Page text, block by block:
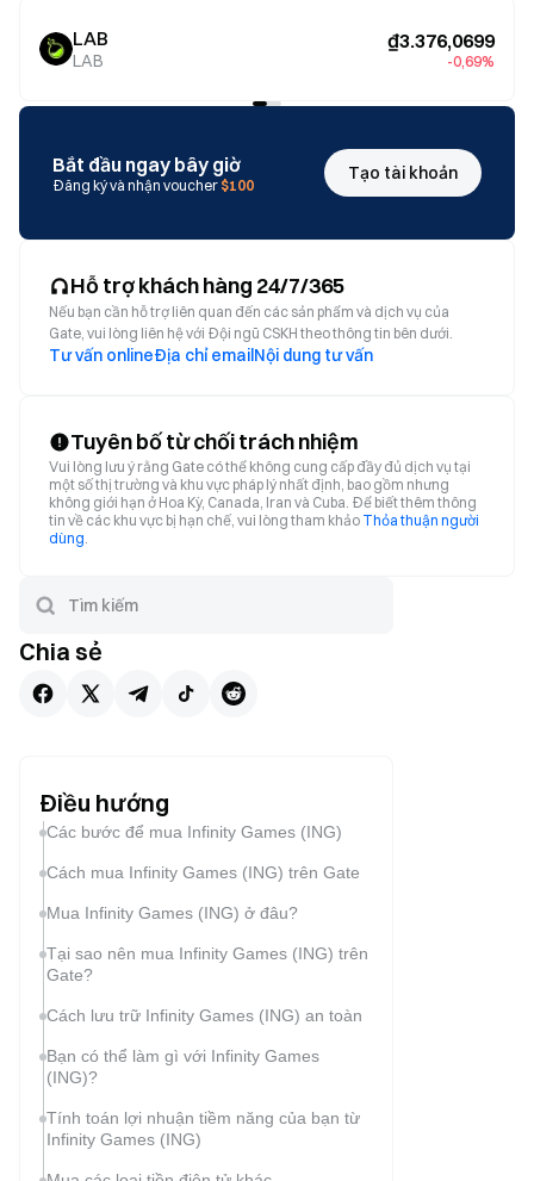
LAB
LAB
₫3.376,0699
-0,69%
Bắt đầu ngay bây giờ
Đăng ký và nhận voucher $100
Tạo tài khoản
Hỗ trợ khách hàng 24/7/365
Nếu bạn cần hỗ trợ liên quan đến các sản phẩm và dịch vụ của
Gate, vui lòng liên hệ với Đội ngũ CSKH theo thông tin bên dưới.
Tư vấn onlineĐịa chỉ emailNội dung tư vấn
Tuyên bố từ chối trách nhiệm
Vui lòng lưu ý rằng Gate có thể không cung cấp đầy đủ dịch vụ tại
một số thị trường và khu vực pháp lý nhất định, bao gồm nhưng
không giới hạn ở Hoa Kỳ, Canada, Iran và Cuba. Để biết thêm thông
tin về các khu vực bị hạn chế, vui lòng tham khảo Thỏa thuận người
dùng.
Chia sẻ
Điều hướng
Các bước để mua Infinity Games (ING)
Cách mua Infinity Games (ING) trên Gate
Mua Infinity Games (ING) ở đâu?
Tại sao nên mua Infinity Games (ING) trên
Gate?
Cách lưu trữ Infinity Games (ING) an toàn
Bạn có thể làm gì với Infinity Games
(ING)?
Tính toán lợi nhuận tiềm năng của bạn từ
Infinity Games (ING)